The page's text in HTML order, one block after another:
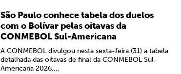
São Paulo conhece tabela dos duelos
com o Bolívar pelas oitavas da
CONMEBOL Sul-Americana
A CONMEBOL divulgou nesta sexta-feira (31) a tabela
detalhada das oitavas de final da CONMEBOL Sul-
Americana 2026....